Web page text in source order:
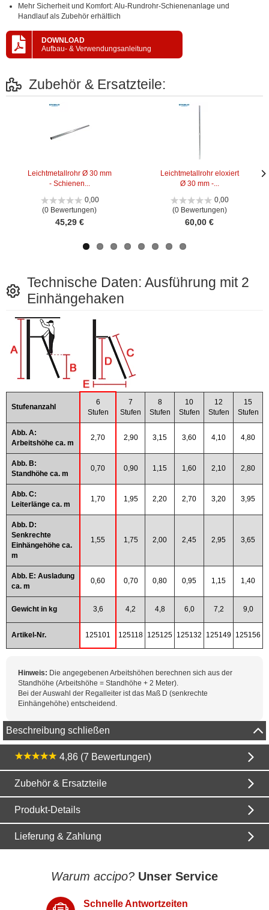
Mehr Sicherheit und Komfort: Alu-Rundrohr-Schienenanlage und
Handlauf als Zubehör erhältlich
DOWNLOAD
Aufbau- & Verwendungsanleitung
Zubehör & Ersatzteile:
Leichtmetallrohr Ø 30 mm
- Schienen...
0,00
(0 Bewertungen)
45,29 €
Leichtmetallrohr eloxiert
Ø 30 mm -...
0,00
(0 Bewertungen)
60,00 €
Technische Daten: Ausführung mit 2
Einhängehaken
Stufenanzahl
6
Stufen
7
Stufen
8
Stufen
10
Stufen
12
Stufen
15
Stufen
Abb. A:
Arbeitshöhe ca. m
2,70 2,90 3,15 3,60 4,10 4,80
Abb. B:
Standhöhe ca. m
0,70 0,90 1,15 1,60 2,10 2,80
Abb. C:
Leiterlänge ca. m
1,70 1,95 2,20 2,70 3,20 3,95
Abb. D:
Senkrechte
Einhängehöhe ca.
m
1,55 1,75 2,00 2,45 2,95 3,65
Abb. E: Ausladung
ca. m
0,60 0,70 0,80 0,95 1,15 1,40
Gewicht in kg 3,6 4,2 4,8 6,0 7,2 9,0
Artikel-Nr. 125101 125118 125125 125132 125149 125156
Hinweis: Die angegebenen Arbeitshöhen berechnen sich aus der
Standhöhe (Arbeitshöhe = Standhöhe + 2 Meter).
Bei der Auswahl der Regalleiter ist das Maß D (senkrechte
Einhängehöhe) entscheidend.
Beschreibung schließen
4,86 (7 Bewertungen)
Zubehör & Ersatzteile
Produkt-Details
Lieferung & Zahlung
Warum accipo? Unser Service
Schnelle Antwortzeiten